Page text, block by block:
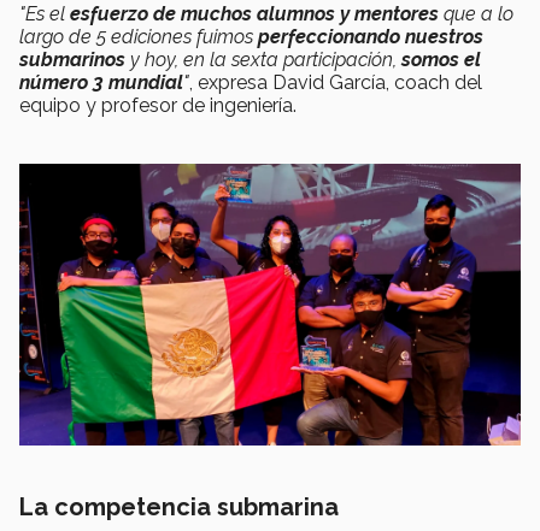
"Es el esfuerzo de muchos alumnos y mentores que a lo
largo de 5 ediciones fuimos perfeccionando nuestros
submarinos y hoy, en la sexta participación,somos el
número 3 mundial" , expresa David García, coach del
equipo y profesor de ingeniería.
La competencia submarina